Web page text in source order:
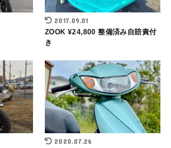
2017.09.01
ZOOK ¥24,800 整備済み自賠責付
き
2020.07.26